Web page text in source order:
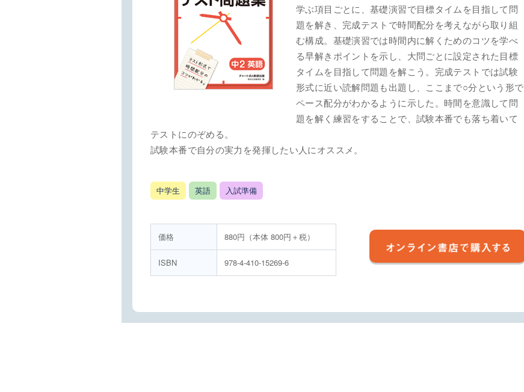
学ぶ項目ごとに、基礎演習で目標タイムを目指して問
題を解き、完成テストで時間配分を考えながら取り組
む構成。基礎演習では時間内に解くためのコツを学べ
る早解きポイントを示し、大問ごとに設定された目標
タイムを目指して問題を解こう。完成テストでは試験
形式に近い読解問題も出題し、ここまで○分という形で
ペース配分がわかるように示した。時間を意識して問
題を解く練習をすることで、試験本番でも落ち着いて
テストにのぞめる。
試験本番で自分の実力を発揮したい人にオススメ。
中学生 英語 入試準備
価格 880円（本体 800円＋税）
ISBN 978-4-410-15269-6